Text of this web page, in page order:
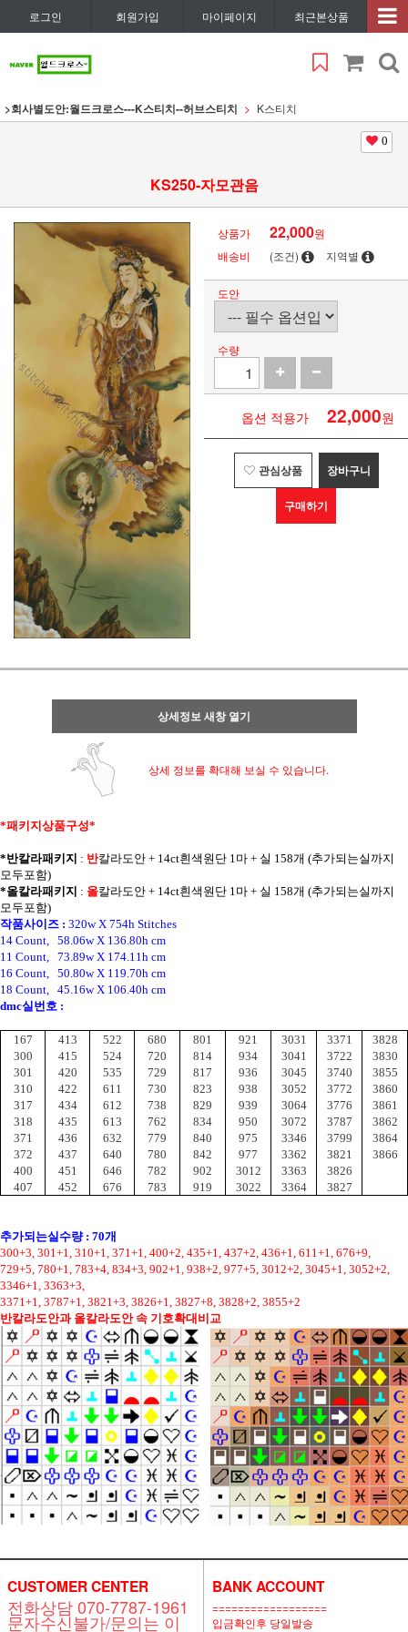
로그인 회원가입 마이페이지 최근본상품
>회사별도안:월드크로스---K스티치--허브스티치 K스티치
0
KS250-자모관음
상품가 22,000원
배송비
(조건) 지역별
도안
수량
옵션 적용가 22,000원
관심상품 장바구니
구매하기
상세정보 새창 열기
상세 정보를 확대해 보실 수 있습니다.
*패키지상품구성*
*반칼라패키지 : 반칼라도안 + 14ct흰색원단 1마 + 실 158개 (추가되는실까지
모두포함)
*올칼라패키지 : 올칼라도안 + 14ct흰색원단 1마 + 실 158개 (추가되는실까지
모두포함)
작품사이즈 : 320w X 754h Stitches
14 Count, 58.06w X 136.80h cm
11 Count, 73.89w X 174.11h cm
16 Count, 50.80w X 119.70h cm
18 Count, 45.16w X 106.40h cm
dmc실번호 :
167 413 522 680 801 921 3031 3371
3828
300
415 524 720 814 934 3041 3722
3830
301
420 535 729 817 936 3045 3740
3855
310
422 611 730 823 938 3052 3772
3860
317
434 612 738 829 939 3064 3776
3861
318
435 613 762 834 950 3072 3787
3862
371
436 632 779 840 975 3346 3799
3864
372
437 640 780 842 977 3362 3821
3866
400
451 646 782 902 3012 3363
3826
407
452 676 783 919 3022 3364 3827
추가되는실수량 : 70개
300+3, 301+1, 310+1, 371+1, 400+2, 435+1, 437+2, 436+1, 611+1, 676+9,
729+5, 780+1, 783+4, 834+3, 902+1, 938+2, 977+5, 3012+2, 3045+1, 3052+2,
3346+1, 3363+3,
3371+1, 3787+1, 3821+3, 3826+1, 3827+8, 3828+2, 3855+2
반칼라도안과 올칼라도안 속 기호확대비교
CUSTOMER CENTER
전화상담 070-7787-1961
문자수신불가/문의는 이
BANK ACCOUNT
==================
입금확인후 당일발송